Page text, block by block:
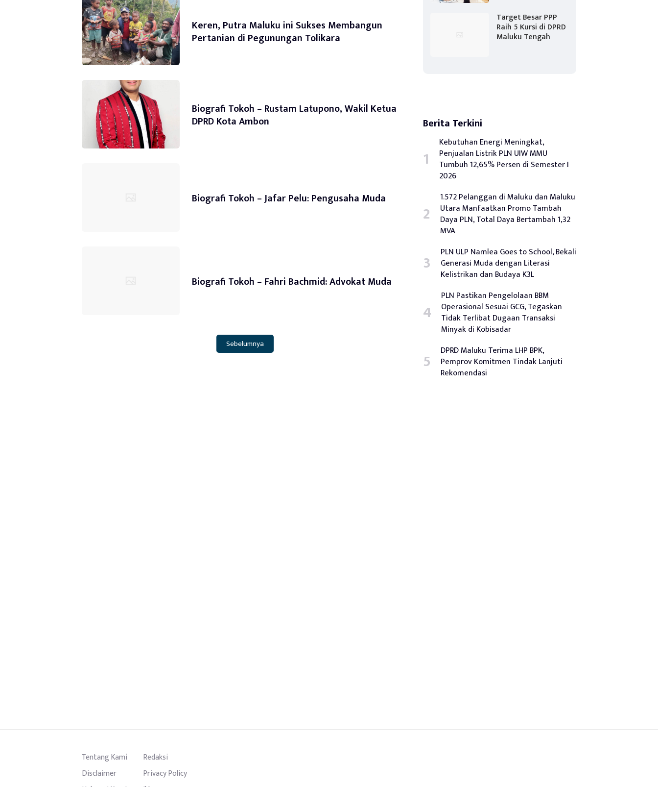
Keren, Putra Maluku ini Sukses Membangun
Pertanian di Pegunungan Tolikara
Biografi Tokoh – Rustam Latupono, Wakil Ketua
DPRD Kota Ambon
Biografi Tokoh – Jafar Pelu: Pengusaha Muda
Biografi Tokoh – Fahri Bachmid: Advokat Muda
Sebelumnya
Target Besar PPP
Raih 5 Kursi di DPRD
Maluku Tengah
Berita Terkini
Kebutuhan Energi Meningkat,
Penjualan Listrik PLN UIW MMU
Tumbuh 12,65% Persen di Semester I
2026
1.572 Pelanggan di Maluku dan Maluku
Utara Manfaatkan Promo Tambah
Daya PLN, Total Daya Bertambah 1,32
MVA
PLN ULP Namlea Goes to School, Bekali
Generasi Muda dengan Literasi
Kelistrikan dan Budaya K3L
PLN Pastikan Pengelolaan BBM
Operasional Sesuai GCG, Tegaskan
Tidak Terlibat Dugaan Transaksi
Minyak di Kobisadar
DPRD Maluku Terima LHP BPK,
Pemprov Komitmen Tindak Lanjuti
Rekomendasi
Tentang Kami
Redaksi
Disclaimer
Privacy Policy